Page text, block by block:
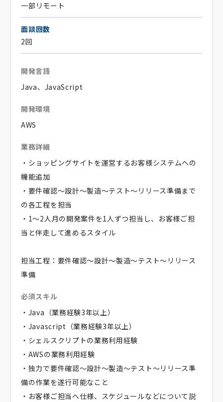
一部リモート
面談回数
2回
開発言語
Java、JavaScript
開発環境
AWS
業務詳細
・ショッピングサイトを運営するお客様システムへの
機能追加
・要件確認～設計～製造～テスト～リリース準備まで
の各工程を担当
・1～2人月の開発案件を1人ずつ担当し、お客様ご担
当と伴走して進めるスタイル
担当工程：要件確認～設計～製造～テスト～リリース
準備
必須スキル
・Java（業務経験3年以上）
・Javascript（業務経験3年以上）
・シェルスクリプトの業務利用経験
・AWSの業務利用経験
・独力で要件確認～設計～製造～テスト～リリース準
備の作業を遂行可能なこと
・お客様ご担当へ仕様、スケジュールなどについて説